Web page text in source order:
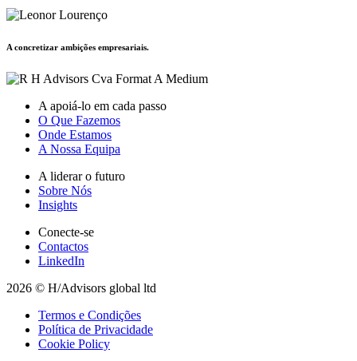
A concretizar ambições empresariais.
A apoiá-lo em cada passo
O Que Fazemos
Onde Estamos
A Nossa Equipa
A liderar o futuro
Sobre Nós
Insights
Conecte-se
Contactos
LinkedIn
2026 © H/Advisors global ltd
Termos e Condições
Política de Privacidade
Cookie Policy